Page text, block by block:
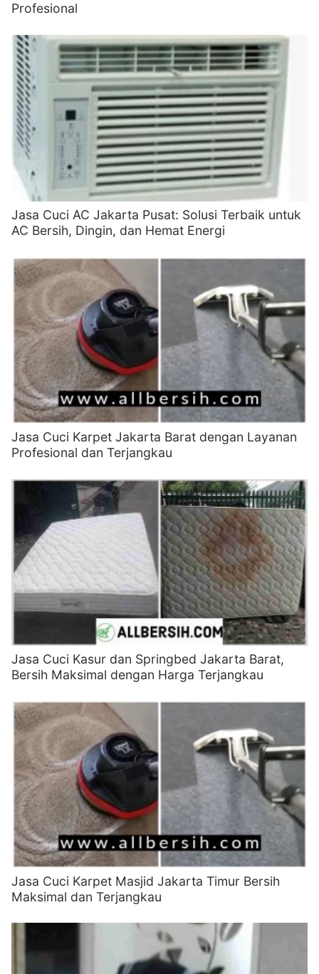
Profesional
Jasa Cuci AC Jakarta Pusat: Solusi Terbaik untuk
AC Bersih, Dingin, dan Hemat Energi
Jasa Cuci Karpet Jakarta Barat dengan Layanan
Profesional dan Terjangkau
Jasa Cuci Kasur dan Springbed Jakarta Barat,
Bersih Maksimal dengan Harga Terjangkau
Jasa Cuci Karpet Masjid Jakarta Timur Bersih
Maksimal dan Terjangkau